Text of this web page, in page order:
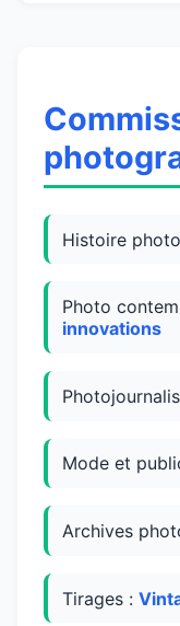
Histoire
Photo
innovations
Mode et
Archives
Tirages :